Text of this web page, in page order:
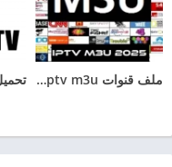
ملف قنوات iptv m3u متجدد باستمرار مجاني 2026